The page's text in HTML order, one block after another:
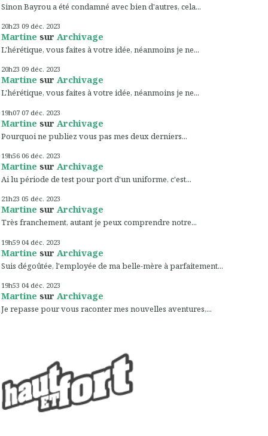
Sinon Bayrou a été condamné avec bien d'autres, cela...
20h23 09 déc. 2023
Martine sur Archivage
L'hérétique, vous faites à votre idée, néanmoins je ne...
20h23 09 déc. 2023
Martine sur Archivage
L'hérétique, vous faites à votre idée, néanmoins je ne...
19h07 07 déc. 2023
Martine sur Archivage
Pourquoi ne publiez vous pas mes deux derniers...
19h56 06 déc. 2023
Martine sur Archivage
Ai lu période de test pour port d'un uniforme, c'est...
21h23 05 déc. 2023
Martine sur Archivage
Très franchement, autant je peux comprendre notre...
19h59 04 déc. 2023
Martine sur Archivage
Suis dégoûtée, l'employée de ma belle-mère à parfaitement...
19h53 04 déc. 2023
Martine sur Archivage
Je repasse pour vous raconter mes nouvelles aventures,...